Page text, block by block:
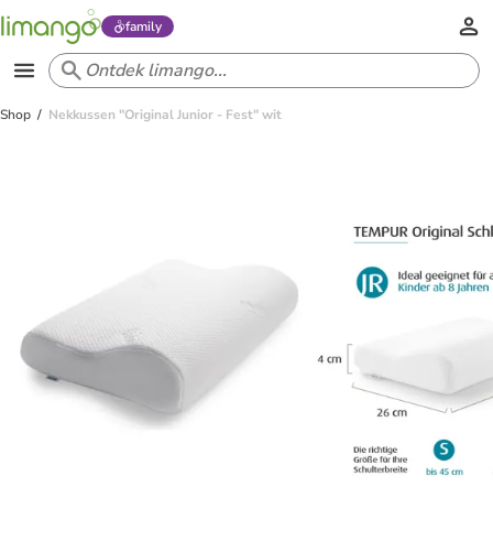
family
Shop Nekkussen "Original Junior - Fest" wit